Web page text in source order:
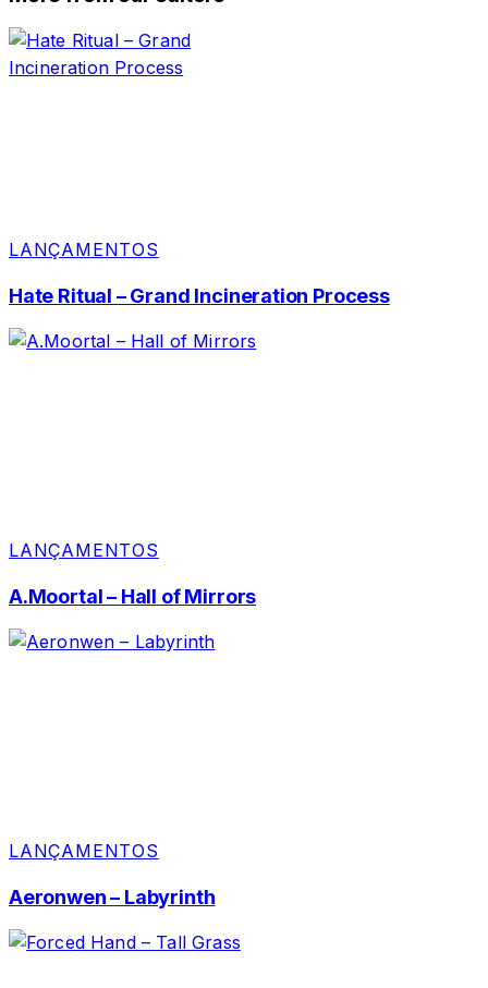
LANÇAMENTOS
Hate Ritual – Grand Incineration Process
LANÇAMENTOS
A.Moortal – Hall of Mirrors
LANÇAMENTOS
Aeronwen – Labyrinth